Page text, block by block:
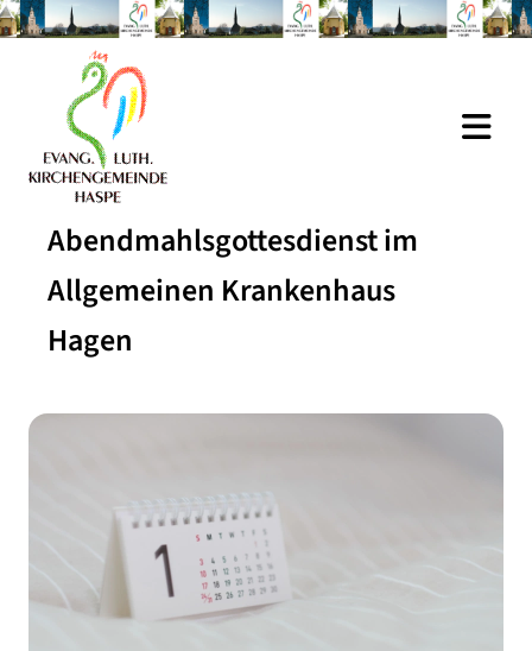
Abendmahlsgottesdienst im
Allgemeinen Krankenhaus
Hagen